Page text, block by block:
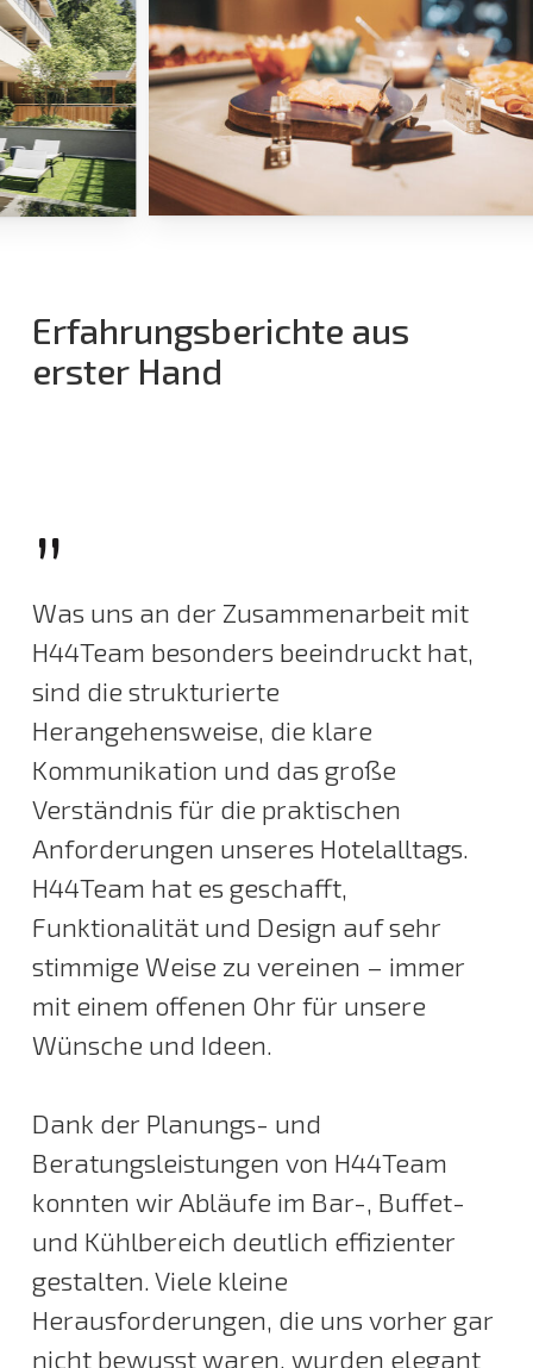
Erfahrungsberichte aus
erster Hand
”
Was uns an der Zusammenarbeit mit
H44Team besonders beeindruckt hat,
sind die strukturierte
Herangehensweise, die klare
Kommunikation und das große
Verständnis für die praktischen
Anforderungen unseres Hotelalltags.
H44Team hat es geschafft,
Funktionalität und Design auf sehr
stimmige Weise zu vereinen – immer
mit einem offenen Ohr für unsere
Wünsche und Ideen.
Dank der Planungs- und
Beratungsleistungen von H44Team
konnten wir Abläufe im Bar-, Buffet-
und Kühlbereich deutlich effizienter
gestalten. Viele kleine
Herausforderungen, die uns vorher gar
nicht bewusst waren, wurden elegant